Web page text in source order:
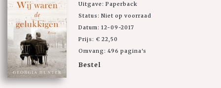
Uitgave: Paperback
Status: Niet op voorraad
Datum: 12-09-2017
Prijs: € 22,50
Omvang: 496 pagina's
Bestel